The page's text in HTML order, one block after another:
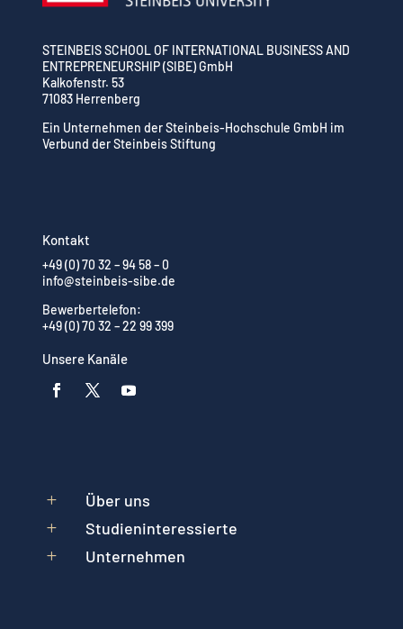
STEINBEIS SCHOOL OF INTERNATIONAL BUSINESS AND
ENTREPRENEURSHIP (SIBE) GmbH
Kalkofenstr. 53
71083 Herrenberg
Ein Unternehmen der Steinbeis-Hochschule GmbH im
Verbund der Steinbeis Stiftung
Kontakt
+49 (0) 70 32 – 94 58 – 0
info@steinbeis-sibe.de
Bewerbertelefon:
+49 (0) 70 32 – 22 99 399
Unsere Kanäle
L Über uns
L Studieninteressierte
L Unternehmen